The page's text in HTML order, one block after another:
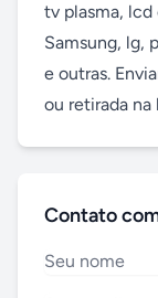
tv plasma, lcd
Samsung, lg,
e outras.
ou retirada na
Contato